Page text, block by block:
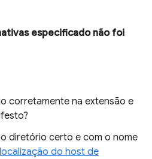
especificado não foi
corretamente na extensão e
diretório certo e com o nome
localização do host de